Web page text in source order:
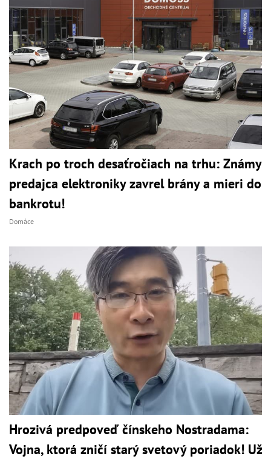
Krach po troch desaťročiach na trhu: Známy
predajca elektroniky zavrel brány a mieri do
bankrotu!
Domáce
Hrozivá predpoveď čínskeho Nostradama:
Vojna, ktorá zničí starý svetový poriadok! Už